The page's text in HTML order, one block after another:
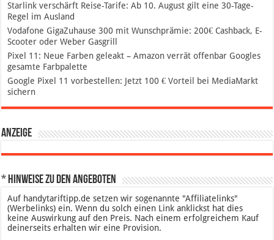
Starlink verschärft Reise-Tarife: Ab 10. August gilt eine 30-Tage-
Regel im Ausland
Vodafone GigaZuhause 300 mit Wunschprämie: 200€ Cashback, E-
Scooter oder Weber Gasgrill
Pixel 11: Neue Farben geleakt – Amazon verrät offenbar Googles
gesamte Farbpalette
Google Pixel 11 vorbestellen: Jetzt 100 € Vorteil bei MediaMarkt
sichern
Anzeige
* Hinweise zu den Angeboten
Auf handytariftipp.de setzen wir sogenannte "Affiliatelinks"
(Werbelinks) ein. Wenn du solch einen Link anklickst hat dies
keine Auswirkung auf den Preis. Nach einem erfolgreichem Kauf
deinerseits erhalten wir eine Provision.